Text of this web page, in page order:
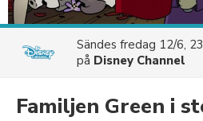
Sändes fredag 12/6,
på Disney Channel
Familjen Green i